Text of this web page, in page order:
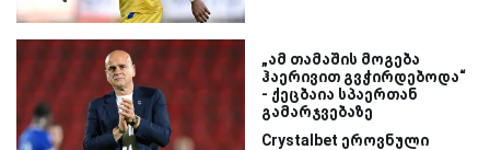
„ამ თამაშის მოგება
ჰაერივით გვჭირდებოდა“
- ქეცბაია სპაერთან
გამარჯვებაზე
Crystalbet ეროვნული